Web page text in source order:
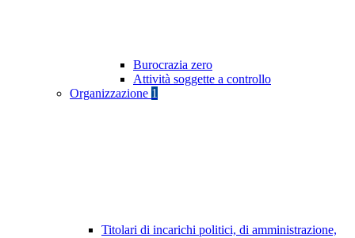
Burocrazia zero
Attività soggette a controllo
Organizzazione 1
Titolari di incarichi politici, di amministrazione,